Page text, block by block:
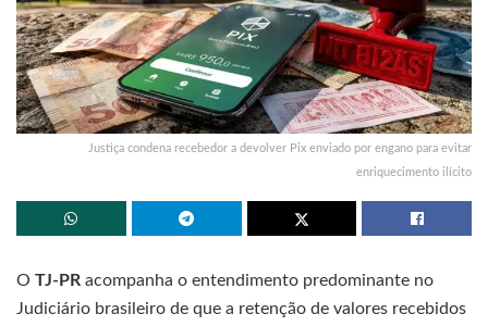
Justiça condena recebedor a devolver Pix enviado por engano para evitar
enriquecimento ilícito
O TJ-PR acompanha o entendimento predominante no
Judiciário brasileiro de que a retenção de valores recebidos